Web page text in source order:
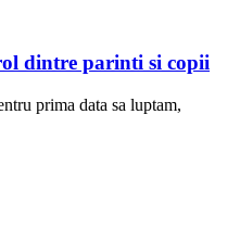
dintre parinti si copii
prima data sa luptam,